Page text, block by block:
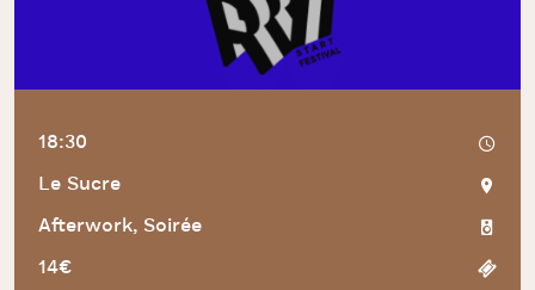
18:30
Le Sucre
Afterwork, Soirée
14€